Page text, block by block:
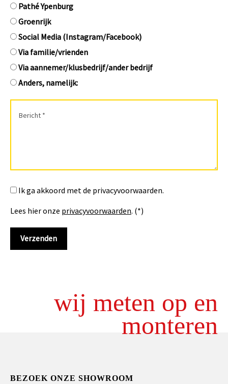
Pathé Ypenburg
Groenrijk
Social Media (Instagram/Facebook)
Via familie/vrienden
Via aannemer/klusbedrijf/ander bedrijf
Anders, namelijk:
Ik ga akkoord met de privacyvoorwaarden.
Lees hier onze privacyvoorwaarden. (*)
wij meten op en
monteren
BEZOEK ONZE SHOWROOM